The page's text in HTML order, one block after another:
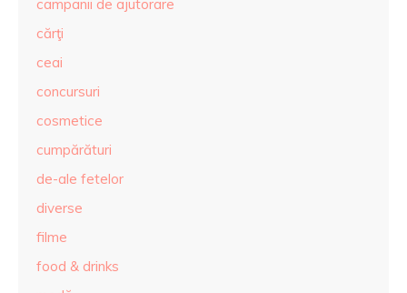
campanii de ajutorare
cărţi
ceai
concursuri
cosmetice
cumpărături
de-ale fetelor
diverse
filme
food & drinks